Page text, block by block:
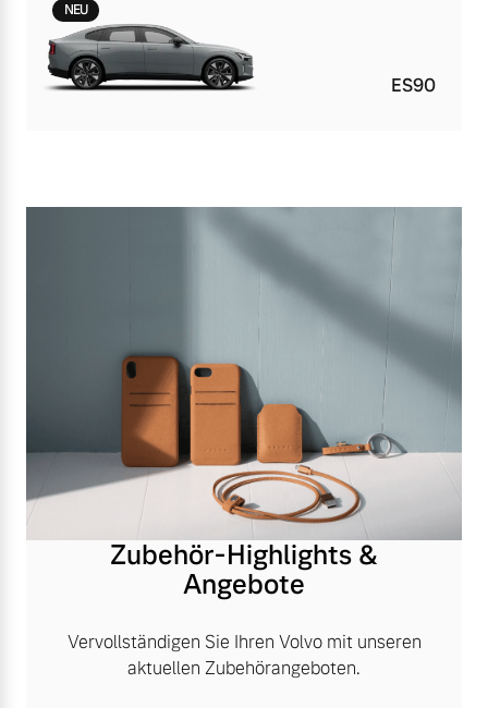
NEU
ES90
Zubehör-Highlights &
Angebote
Vervollständigen Sie Ihren Volvo mit unseren
aktuellen Zubehörangeboten.